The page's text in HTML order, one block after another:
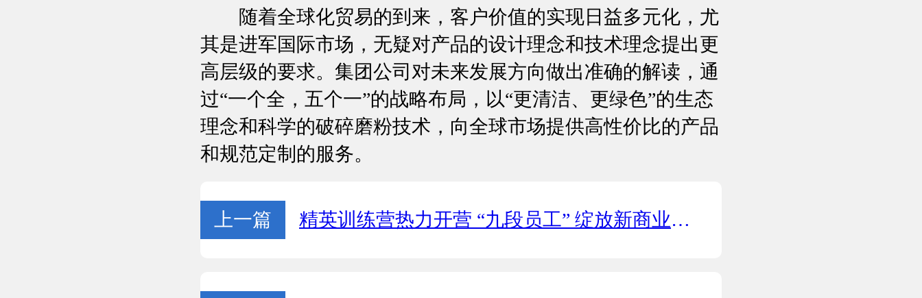
随着全球化贸易的到来，客户价值的实现日益多元化，尤
其是进军国际市场，无疑对产品的设计理念和技术理念提出更
高层级的要求。集团公司对未来发展方向做出准确的解读，通
过“一个全，五个一”的战略布局，以“更清洁、更绿色”的生态
理念和科学的破碎磨粉技术，向全球市场提供高性价比的产品
和规范定制的服务。
上一篇 精英训练营热力开营 “九段员工” 绽放新商业气质